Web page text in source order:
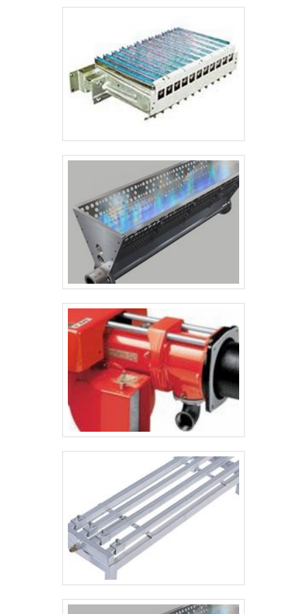
Industriais A caldeiraria industrial tem aplicação em várias
indústrias, entre as principais: Indústria Petroquímica: Produção de
caldeiras, vasos de pressão e reatores. Geração de Energia:
Equipamentos para plantas termelétricas e hidrelétricas. Indústria
Naval: Fabricação de grandes estruturas metálicas e sistemas de
estruturas metálicas de grande porte. 6. Manutenção A
manutenção de equipamentos de caldeiraria é uma parte crítica da
operação industrial, principalmente em sistemas de caldeiras e
vasos de pressão. As manutenções podem ser preventivas ou
corretivas, com foco na inspeção regular, limpeza, reparo de
vazamentos, substituição de peças danificadas, entre outras
hidrostático, são comuns para garantir que o equipamento esteja
industrial desempenha um papel fundamental em muitas áreas
industriais, com sua capacidade de fornecer soluções em
equipamentos de grande porte e complexidade. É uma área que
exige um alto nível de especialização técnica, tanto em termos de
produção quanto de segurança, dado o uso intensivo de pressões
e temperaturas extremas em muitos dos equipamentos fabricados.